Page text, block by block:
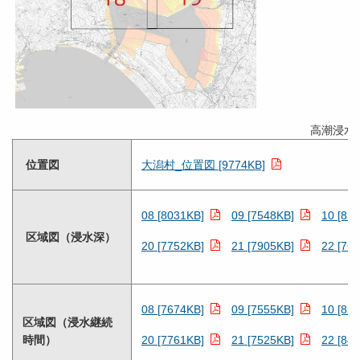
高潮浸水
位置図 大潟村_位置図 [9774KB]
区域図（浸水深）
08 [8031KB] 09 [7548KB] 10
20 [7752KB] 21 [7905KB] 22
区域図（浸水継続
時間）
08 [7674KB] 09 [7555KB] 10
20 [7761KB] 21 [7525KB] 22